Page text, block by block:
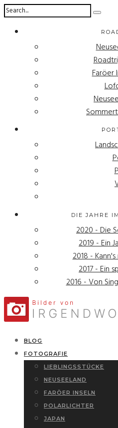
Faröer
DIE JAHRE
2020 - Die
2019 - Ein
2018 -
2017 - Ein
2016 - Von
BLOG
FOTOGRAFIE
LIEBLINGSSTÜCKE
NEUSEELAND
FARÖER INSELN
POLARLICHTER
JAPAN